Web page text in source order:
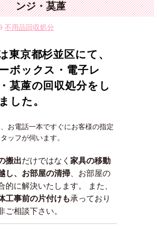
ンジ・茣蓙
不用品回収処分
東京都杉並区にて、
ボックス・電子レ
茣蓙の回収処分をし
した。
お電話一本ですぐにお客様の指定
ッフが伺います。
搬出だけではなく 家具の移動
し、お部屋の清掃 、お部屋の
的に解決いたします。 また、
工事前の片付けも承っており
ご相談下さい。